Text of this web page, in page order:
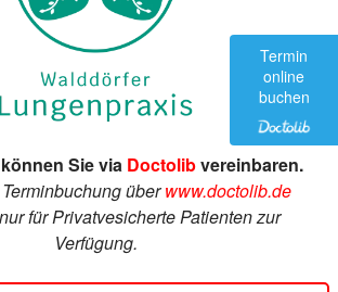
Sie via Doctolibvereinbaren.
überwww.doctolib.de
für Privatvesicherte Patienten zur
Verfügung.
Termin
online
buchen